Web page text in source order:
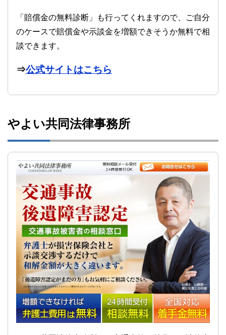
「賠償金の無料診断」も行ってくれますので、ご自分
のケースで賠償金や示談金を増額できそうか無料で相
談できます。
⇒公式サイトはこちら
やよい共同法律事務所